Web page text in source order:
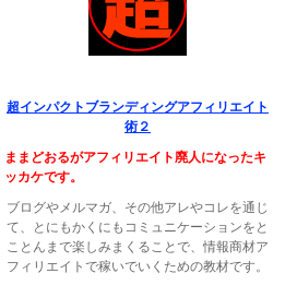
超インパクトブランディングアフィリエイト
術２
ままどおるがアフィリエイト廃人になったキ
ッカケです。
ブログやメルマガ、その他アレやコレを通じ
て、とにもかくにもコミュニケーションをと
ことんまで楽しみまくることで、情報商材ア
フィリエイトで稼いでいくための教材です。